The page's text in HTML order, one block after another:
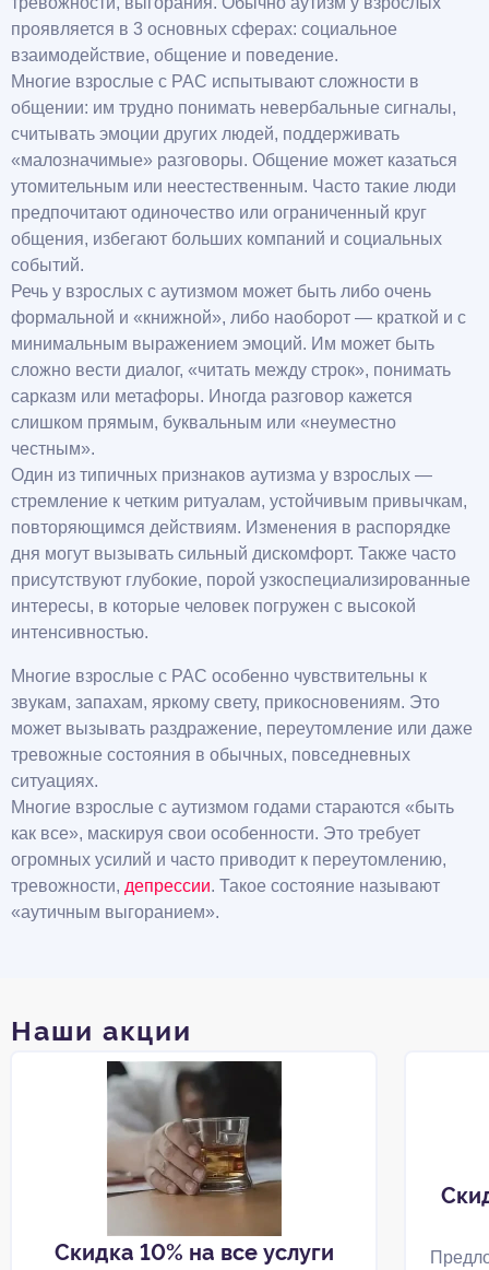
проявляется в 3 основных сферах: социальное
взаимодействие, общение и поведение.
Многие взрослые с РАС испытывают сложности в
общении: им трудно понимать невербальные сигналы,
считывать эмоции других людей, поддерживать
«малозначимые» разговоры. Общение может казаться
утомительным или неестественным. Часто такие люди
предпочитают одиночество или ограниченный круг
общения, избегают больших компаний и социальных
событий.
Речь у взрослых с аутизмом может быть либо очень
формальной и «книжной», либо наоборот — краткой и с
минимальным выражением эмоций. Им может быть
сложно вести диалог, «читать между строк», понимать
сарказм или метафоры. Иногда разговор кажется
слишком прямым, буквальным или «неуместно
честным».
Один из типичных признаков аутизма у взрослых —
стремление к четким ритуалам, устойчивым привычкам,
повторяющимся действиям. Изменения в распорядке
дня могут вызывать сильный дискомфорт. Также часто
присутствуют глубокие, порой узкоспециализированные
интересы, в которые человек погружен с высокой
интенсивностью.
Многие взрослые с РАС особенно чувствительны к
звукам, запахам, яркому свету, прикосновениям. Это
может вызывать раздражение, переутомление или даже
тревожные состояния в обычных, повседневных
ситуациях.
Многие взрослые с аутизмом годами стараются «быть
как все», маскируя свои особенности. Это требует
огромных усилий и часто приводит к переутомлению,
тревожности, депрессии. Такое состояние называют
«аутичным выгоранием».
Наши акции
Скидка 10% на все услуги